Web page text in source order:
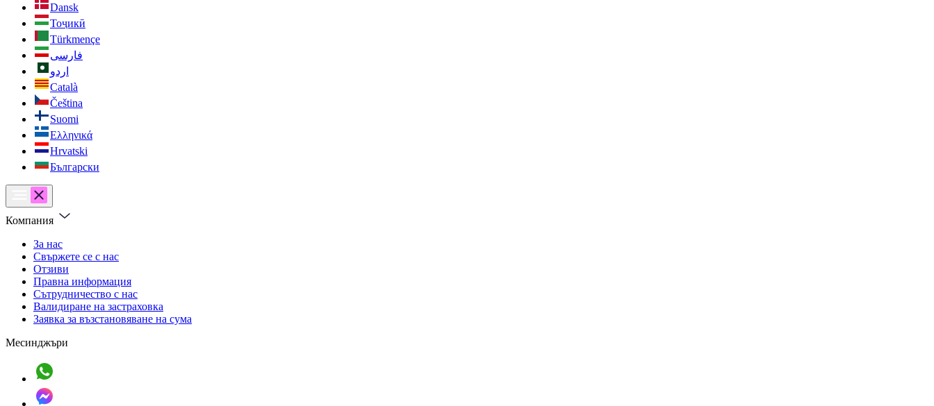
Dansk
Тоҷикӣ
Türkmençe
فارسی
اردو
Català
Čeština
Suomi
Ελληνικά
Hrvatski
Български
Компания
За нас
Свържете се с нас
Отзиви
Правна информация
Сътрудничество с нас
Валидиране на застраховка
Заявка за възстановяване на сума
Месинджъри